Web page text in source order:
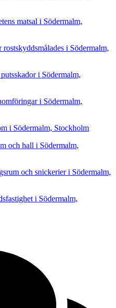
matsal i Södermalm,
i Södermalm,
i Södermalm,
i Södermalm,
i Södermalm, Stockholm
och hall i Södermalm,
och snickerier i Södermalm,
i Södermalm,